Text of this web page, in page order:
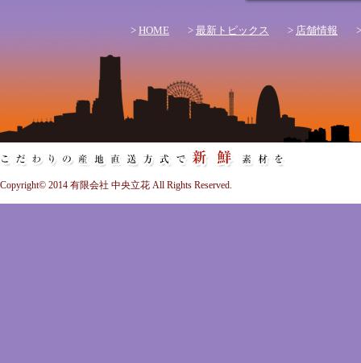
> HOME > 最新トピックス > 店舗情報
Copyright© 2014 有限会社 中央立花 All Rights Reserved.